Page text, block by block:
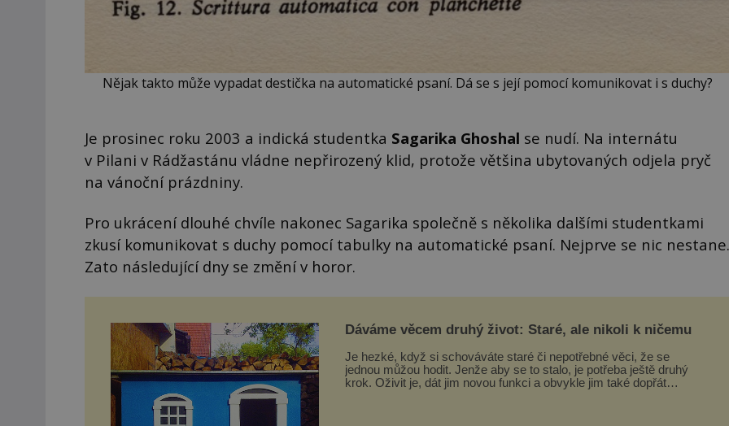
Nějak takto může vypadat destička na automatické psaní. Dá se s její pomocí komunikovat i s duchy?
Je prosinec roku 2003 a indická studentka Sagarika Ghoshal se nudí. Na internátu
v Pilani v Rádžastánu vládne nepřirozený klid, protože většina ubytovaných odjela pryč
na vánoční prázdniny.
Pro ukrácení dlouhé chvíle nakonec Sagarika společně s několika dalšími studentkami
zkusí komunikovat s duchy pomocí tabulky na automatické psaní. Nejprve se nic nestane.
Zato následující dny se změní v horor.
Dáváme věcem druhý život: Staré, ale nikoli k ničemu
Je hezké, když si schováváte staré či nepotřebné věci, že se
jednou můžou hodit. Jenže aby se to stalo, je potřeba ještě druhý
krok. Oživit je, dát jim novou funkci a obvykle jim také dopřát